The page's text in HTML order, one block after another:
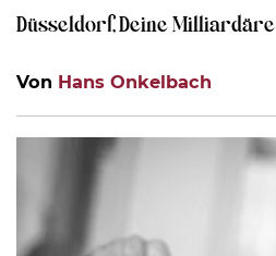
Düsseldorf, Deine Milliardäre
Von Hans Onkelbach